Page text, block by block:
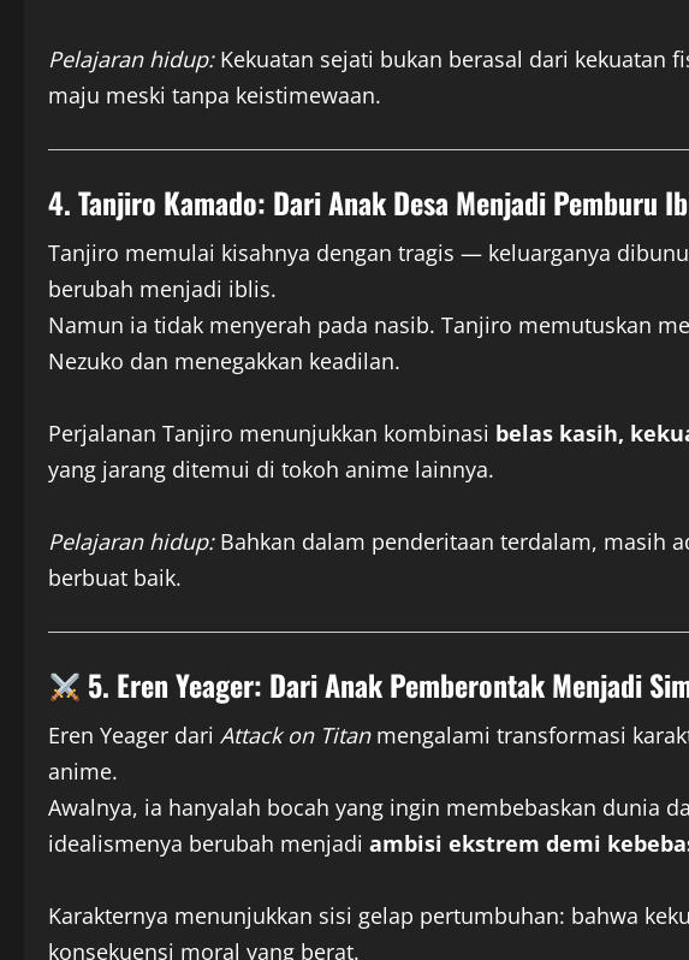
Pelajaran hidup:Kekuatan sejati bukan berasal dari kekuatan
maju meski tanpa keistimewaan.
4. Tanjiro Kamado: Dari Anak Desa Menjadi Pemburu
Tanjiro memulai kisahnya dengan tragis — keluarganya
berubah menjadi iblis.
Namun ia tidak menyerah pada nasib. Tanjiro memutuskan
Nezuko dan menegakkan keadilan.
Perjalanan Tanjiro menunjukkan kombinasi belas kasih,
yang jarang ditemui di tokoh anime lainnya.
Pelajaran hidup:Bahkan dalam penderitaan terdalam, masih
berbuat baik.
5. Eren Yeager: Dari Anak Pemberontak Menjadi
Eren Yeager dari Attack on Titanmengalami transformasi
anime.
Awalnya, ia hanyalah bocah yang ingin membebaskan dunia
idealismenya berubah menjadi ambisi ekstrem demi
Karakternya menunjukkan sisi gelap pertumbuhan: bahwa
konsekuensi moral yang berat.